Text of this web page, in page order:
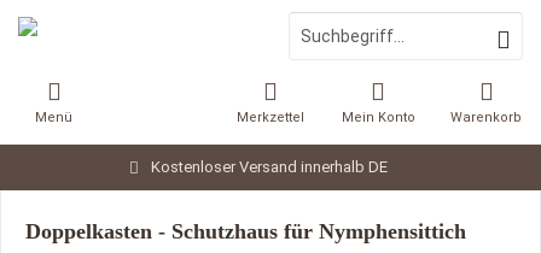
Kostenloser Versand innerhalb DE
Warenkorb
Merkzettel Mein Konto
Menü
Doppelkasten - Schutzhaus für Nymphensittich